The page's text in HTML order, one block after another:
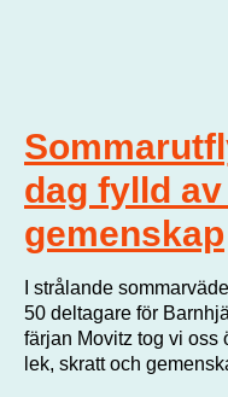
dag fylld
gemenskap
I strålande
50 deltagare för
färjan Movitz tog vi oss
lek, skratt och